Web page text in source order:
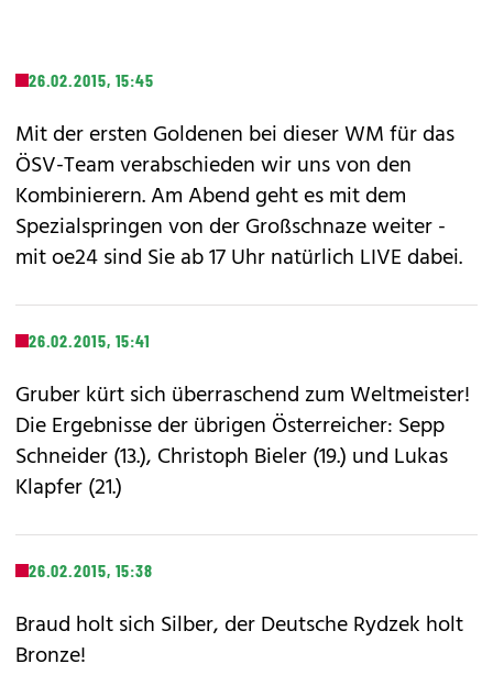
26.02.2015, 15:45
Mit der ersten Goldenen bei dieser WM für das
ÖSV-Team verabschieden wir uns von den
Kombinierern. Am Abend geht es mit dem
Spezialspringen von der Großschnaze weiter -
mit oe24 sind Sie ab 17 Uhr natürlich LIVE dabei.
26.02.2015, 15:41
Gruber kürt sich überraschend zum Weltmeister!
Die Ergebnisse der übrigen Österreicher: Sepp
Schneider (13.), Christoph Bieler (19.) und Lukas
Klapfer (21.)
26.02.2015, 15:38
Braud holt sich Silber, der Deutsche Rydzek holt
Bronze!